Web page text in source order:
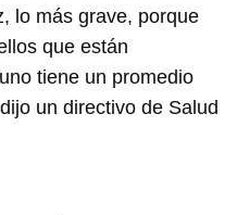
lo más grave, porque
que están
tiene un promedio
un directivo de Salud